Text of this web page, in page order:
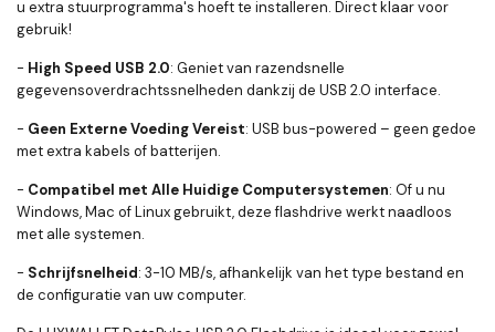
u extra stuurprogramma's hoeft te installeren. Direct klaar voor
gebruik!
- High Speed USB 2.0: Geniet van razendsnelle
gegevensoverdrachtssnelheden dankzij de USB 2.0 interface.
- Geen Externe Voeding Vereist: USB bus-powered – geen gedoe
met extra kabels of batterijen.
- Compatibel met Alle Huidige Computersystemen: Of u nu
Windows, Mac of Linux gebruikt, deze flashdrive werkt naadloos
met alle systemen.
- Schrijfsnelheid: 3-10 MB/s, afhankelijk van het type bestand en
de configuratie van uw computer.